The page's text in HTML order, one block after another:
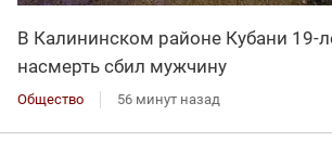
В Калининском районе Кубани 19-
насмерть сбил мужчину
Общество 56 минут назад